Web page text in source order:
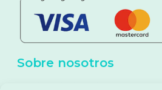
Aviso Legal